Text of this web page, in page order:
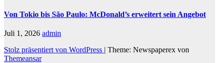
Von Tokio bis São Paulo: McDonald’s erweitert sein Angebot
Juli 1, 2026 admin
Stolz präsentiert von WordPress | Theme: Newspaperex von
Themeansar